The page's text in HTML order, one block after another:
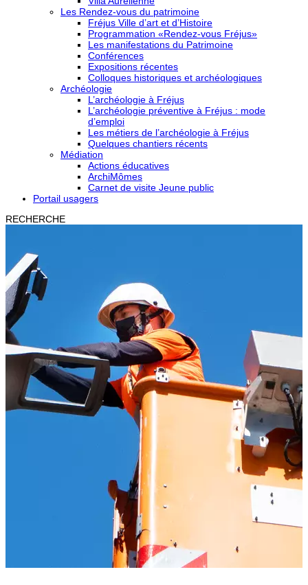
Les Rendez-vous du patrimoine
Fréjus Ville d’art et d’Histoire
Programmation «Rendez-vous Fréjus»
Les manifestations du Patrimoine
Conférences
Expositions récentes
Colloques historiques et archéologiques
Archéologie
L’archéologie à Fréjus
L’archéologie préventive à Fréjus : mode
d’emploi
Les métiers de l’archéologie à Fréjus
Quelques chantiers récents
Médiation
Actions éducatives
ArchiMômes
Carnet de visite Jeune public
Portail usagers
RECHERCHE